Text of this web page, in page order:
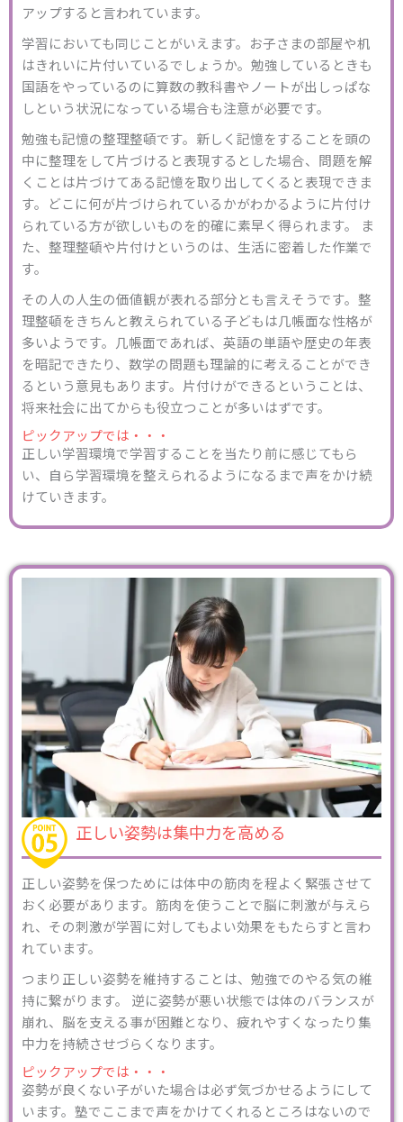
アップすると言われています。
学習においても同じことがいえます。お子さまの部屋や机
はきれいに片付いているでしょうか。勉強しているときも
国語をやっているのに算数の教科書やノートが出しっぱな
しという状況になっている場合も注意が必要です。
勉強も記憶の整理整頓です。新しく記憶をすることを頭の
中に整理をして片づけると表現するとした場合、問題を解
くことは片づけてある記憶を取り出してくると表現できま
す。どこに何が片づけられているかがわかるように片付け
られている方が欲しいものを的確に素早く得られます。 ま
た、整理整頓や片付けというのは、生活に密着した作業で
す。
その人の人生の価値観が表れる部分とも言えそうです。整
理整頓をきちんと教えられている子どもは几帳面な性格が
多いようです。几帳面であれば、英語の単語や歴史の年表
を暗記できたり、数学の問題も理論的に考えることができ
るという意見もあります。片付けができるということは、
将来社会に出てからも役立つことが多いはずです。
ピックアップでは・・・
正しい学習環境で学習することを当たり前に感じてもら
い、自ら学習環境を整えられるようになるまで声をかけ続
けていきます。
正しい姿勢は集中力を高める
正しい姿勢を保つためには体中の筋肉を程よく緊張させて
おく必要があります。筋肉を使うことで脳に刺激が与えら
れ、その刺激が学習に対してもよい効果をもたらすと言わ
れています。
つまり正しい姿勢を維持することは、勉強でのやる気の維
持に繋がります。 逆に姿勢が悪い状態では体のバランスが
崩れ、脳を支える事が困難となり、疲れやすくなったり集
中力を持続させづらくなります。
ピックアップでは・・・
姿勢が良くない子がいた場合は必ず気づかせるようにして
います。塾でここまで声をかけてくれるところはないので